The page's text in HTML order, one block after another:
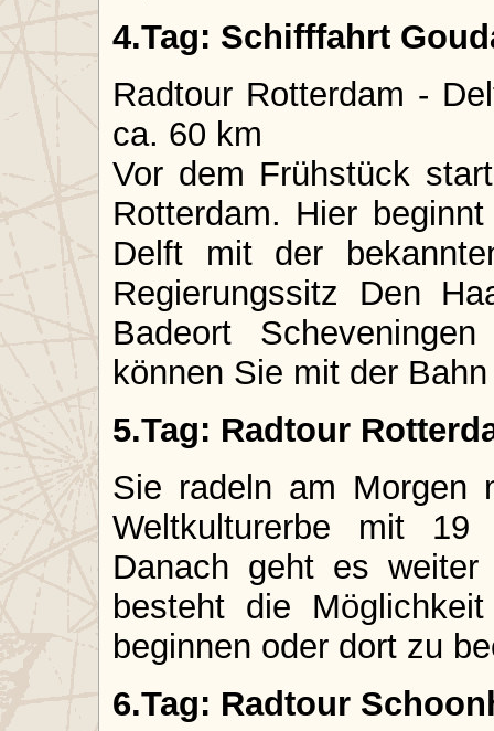
4.Tag: Schifffahrt
Radtour Rotterdam -
ca. 60 km
Vor dem Frühstück
Rotterdam. Hier
Delft mit der
Regierungssitz Den
Badeort
können Sie mit der
5.Tag: Radtour
Sie radeln am Morgen
Weltkulturerbe mit
Danach geht es weiter
besteht die
beginnen oder dort zu
6.Tag: Radtour